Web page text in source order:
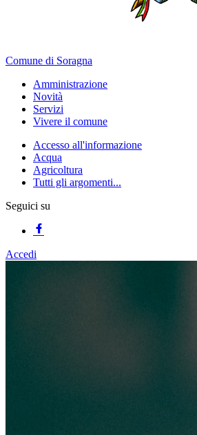
Comune di Soragna
Amministrazione
Novità
Servizi
Vivere il comune
Accesso all'informazione
Acqua
Agricoltura
Tutti gli argomenti...
Seguici su
Accedi